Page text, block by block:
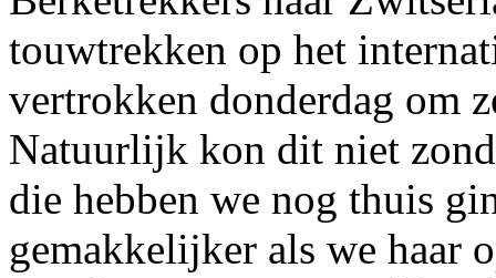
touwtrekken op het
vertrokken donderdag om
Natuurlijk kon dit niet
die hebben we nog thuis
gemakkelijker als we haar